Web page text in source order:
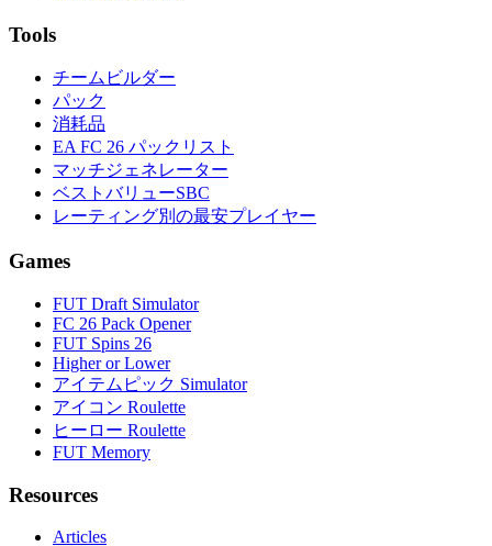
Tools
チームビルダー
パック
消耗品
EA FC 26 パックリスト
マッチジェネレーター
ベストバリューSBC
レーティング別の最安プレイヤー
Games
FUT Draft Simulator
FC 26 Pack Opener
FUT Spins 26
Higher or Lower
アイテムピック Simulator
アイコン Roulette
ヒーロー Roulette
FUT Memory
Resources
Articles